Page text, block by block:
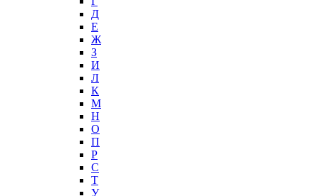
Д
Е
Ж
З
И
Л
К
М
Н
О
П
Р
С
Т
У